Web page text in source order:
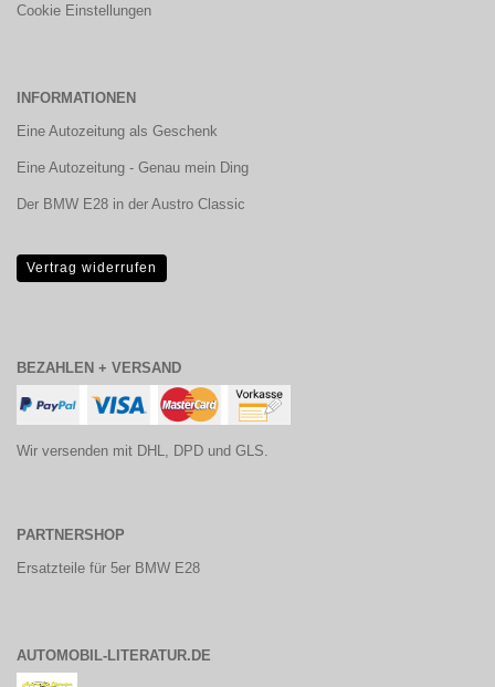
Cookie Einstellungen
INFORMATIONEN
Eine Autozeitung als Geschenk
Eine Autozeitung - Genau mein Ding
Der BMW E28 in der Austro Classic
Vertrag widerrufen
BEZAHLEN + VERSAND
Wir versenden mit DHL, DPD und GLS.
PARTNERSHOP
Ersatzteile für 5er BMW E28
AUTOMOBIL-LITERATUR.DE